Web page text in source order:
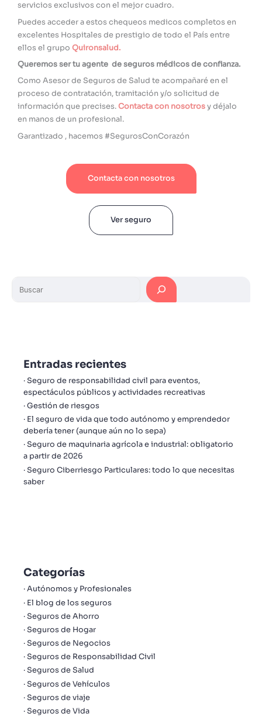
servicios exclusivos con el mejor cuadro.
Puedes acceder a estos chequeos medicos completos en
excelentes Hospitales de prestigio de todo el País entre
ellos el grupo Quironsalud.
Queremos ser tu agente de seguros médicos de confianza.
Como Asesor de Seguros de Salud te acompañaré en el
proceso de contratación, tramitación y/o solicitud de
información que precises.Contacta con nosotrosy déjalo
en manos de un profesional.
Garantizado , hacemos #SegurosConCorazón
Contacta con nosotros
Ver seguro
Entradas recientes
Seguro de responsabilidad civil para eventos,
espectáculos públicos y actividades recreativas
Gestión de riesgos
El seguro de vida que todo autónomo y emprendedor
debería tener (aunque aún no lo sepa)
Seguro de maquinaria agrícola e industrial: obligatorio
a partir de 2026
Seguro Ciberriesgo Particulares: todo lo que necesitas
saber
Categorías
Autónomos y Profesionales
El blog de los seguros
Seguros de Ahorro
Seguros de Hogar
Seguros de Negocios
Seguros de Responsabilidad Civil
Seguros de Salud
Seguros de Vehículos
Seguros de viaje
Seguros de Vida